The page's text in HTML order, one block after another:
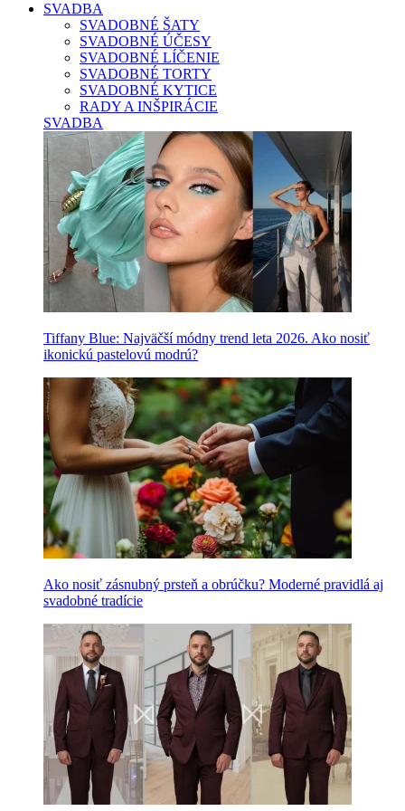
SVADBA
SVADOBNÉ ŠATY
SVADOBNÉ ÚČESY
SVADOBNÉ LÍČENIE
SVADOBNÉ TORTY
SVADOBNÉ KYTICE
RADY A INŠPIRÁCIE
SVADBA
Tiffany Blue: Najväčší módny trend leta 2026. Ako nosiť
ikonickú pastelovú modrú?
Ako nosiť zásnubný prsteň a obrúčku? Moderné pravidlá aj
svadobné tradície